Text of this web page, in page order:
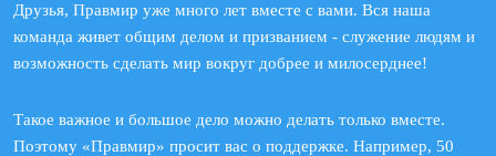
Друзья, Правмир уже много лет вместе с вами. Вся наша
команда живет общим делом и призванием - служение людям и
возможность сделать мир вокруг добрее и милосерднее!
Такое важное и большое дело можно делать только вместе.
Поэтому «Правмир» просит вас о поддержке. Например, 50